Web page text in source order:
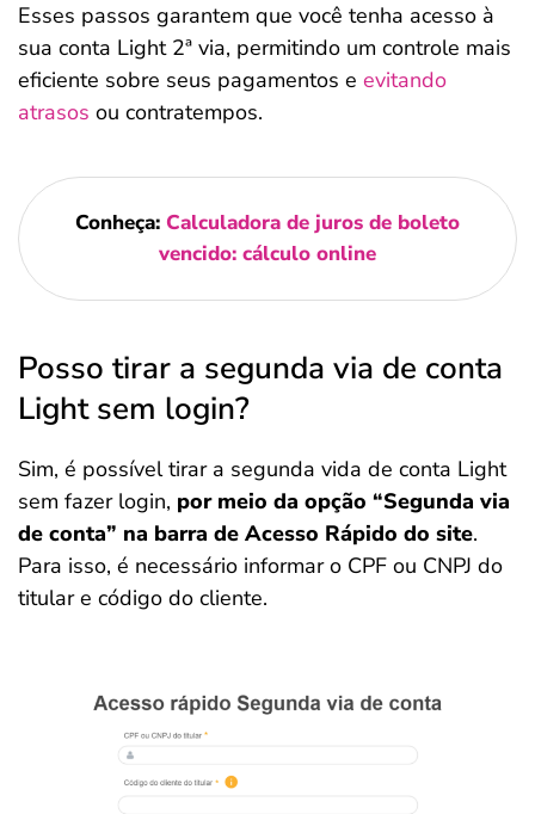
Esses passos garantem que você tenha acesso à
sua conta Light 2ª via, permitindo um controle mais
eficiente sobre seus pagamentos e evitando
atrasos ou contratempos.
Conheça: Calculadora de juros de boleto
vencido: cálculo online
Posso tirar a segunda via de conta
Light sem login?
Sim, é possível tirar a segunda vida de conta Light
sem fazer login, por meio da opção “Segunda via
de conta” na barra de Acesso Rápido do site.
Para isso, é necessário informar o CPF ou CNPJ do
titular e código do cliente.